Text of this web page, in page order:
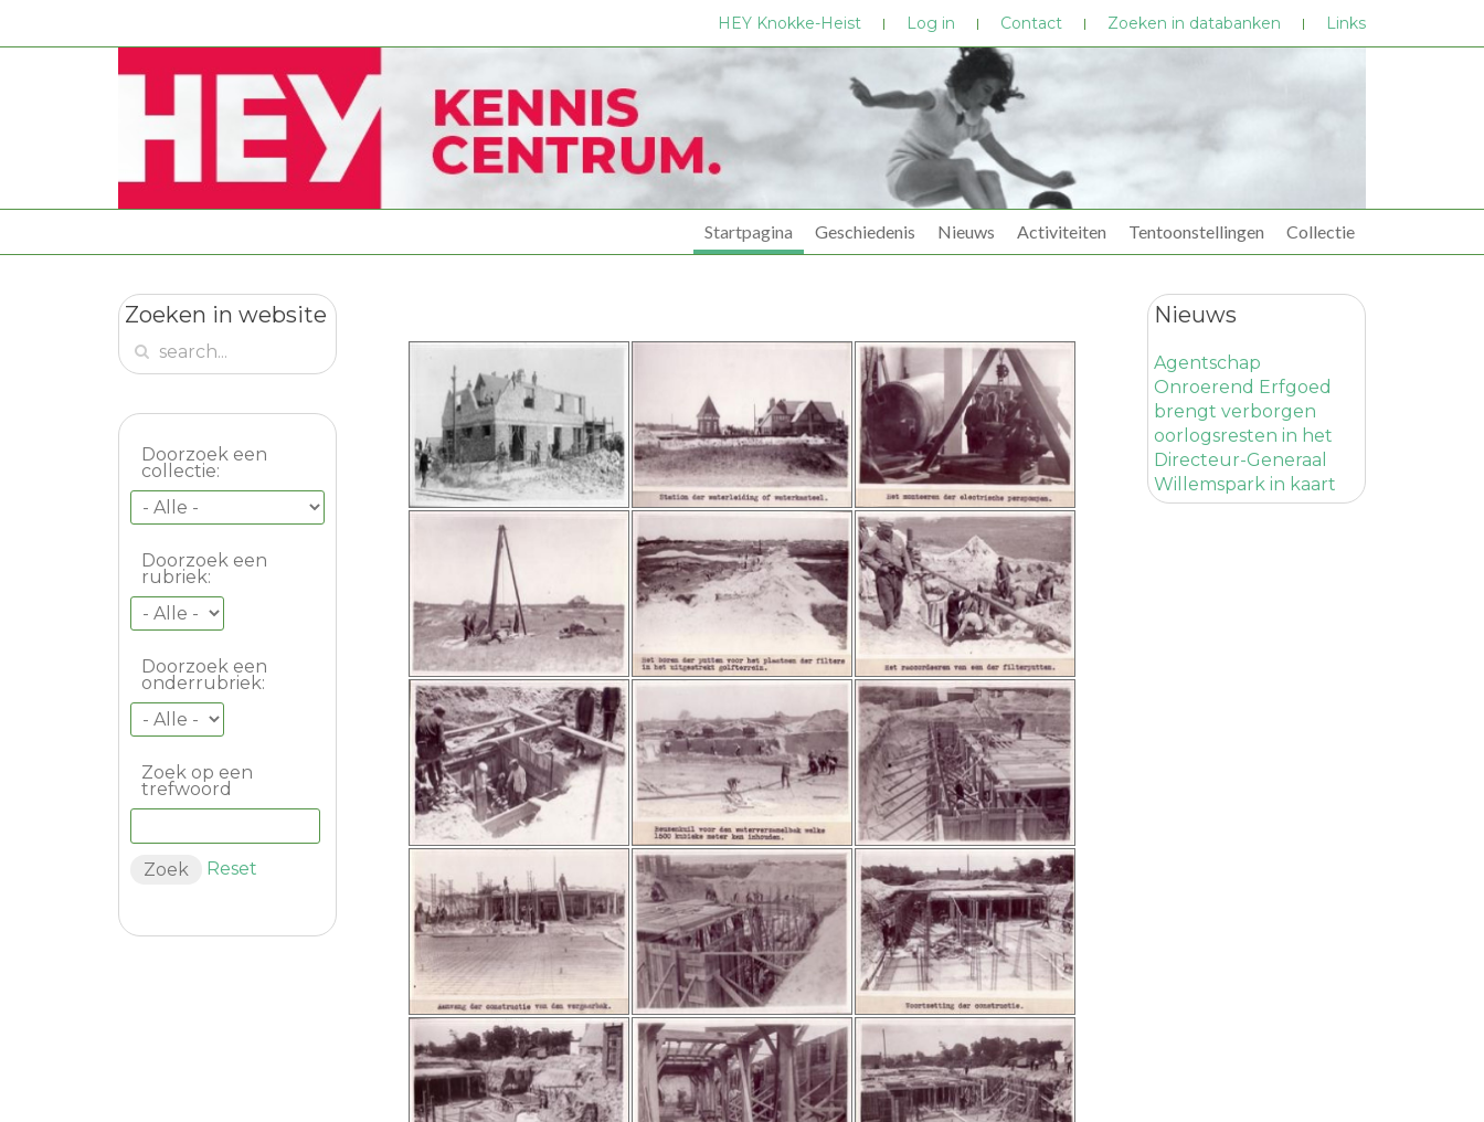
HEY Knokke-Heist Log in Contact Zoeken in databanken Links
Startpagina Geschiedenis Nieuws Activiteiten Tentoonstellingen Collectie
Zoeken in website
Doorzoek een
collectie:
Doorzoek een
rubriek:
Doorzoek een
onderrubriek:
Zoek op een
trefwoord
Reset
Nieuws
Agentschap
Onroerend Erfgoed
brengt verborgen
oorlogsresten in het
Directeur-Generaal
Willemspark in kaart